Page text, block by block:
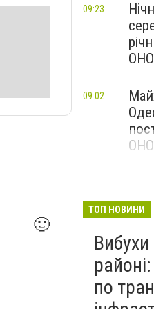
🙂
09:23
09:02
ТОП НОВИНИ
по